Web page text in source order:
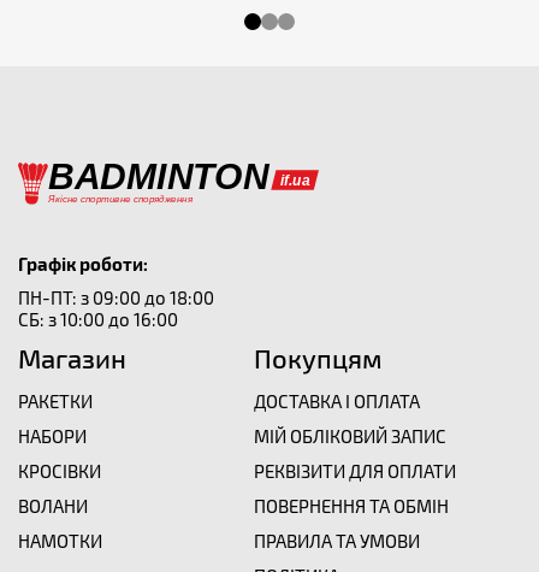
Графік роботи:
ПН-ПТ: з 09:00 до 18:00
СБ: з 10:00 до 16:00
Магазин
РАКЕТКИ
НАБОРИ
КРОСІВКИ
ВОЛАНИ
НАМОТКИ
Покупцям
ДОСТАВКА І ОПЛАТА
МІЙ ОБЛІКОВИЙ ЗАПИС
РЕКВІЗИТИ ДЛЯ ОПЛАТИ
ПОВЕРНЕННЯ ТА ОБМІН
ПРАВИЛА ТА УМОВИ